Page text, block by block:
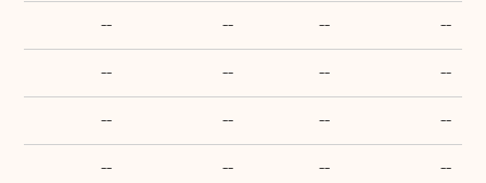
--
--
--
--
--
--
--
--
--
--
--
--
--
--
--
--